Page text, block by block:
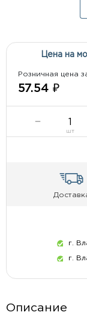
Цена на
Розничная цена
57.54 ₽
шт
г.
г.
Описание